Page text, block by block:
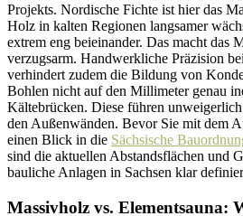
Projekts. Nordische Fichte ist hier das
Holz in kalten Regionen langsamer
extrem eng beieinander. Das macht das
verzugsarm. Handwerkliche Präzision
verhindert zudem die Bildung von
Bohlen nicht auf den Millimeter genau
Kältebrücken. Diese führen
den Außenwänden. Bevor Sie mit dem
einen Blick in die Sächsische
sind die aktuellen Abstandsflächen und
bauliche Anlagen in Sachsen klar
Massivholz vs. Elementsauna: